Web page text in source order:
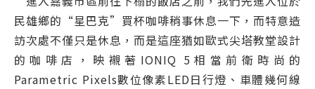
民雄鄉的“星巴克”買杯咖啡稍事休息一下，而特意造
訪次處不僅只是休息，而是這座猶如歐式尖塔教堂設計
的咖啡店，映襯著IONIQ 5相當前衛時尚的
Parametric Pixels數位像素LED日行燈、車體幾何線